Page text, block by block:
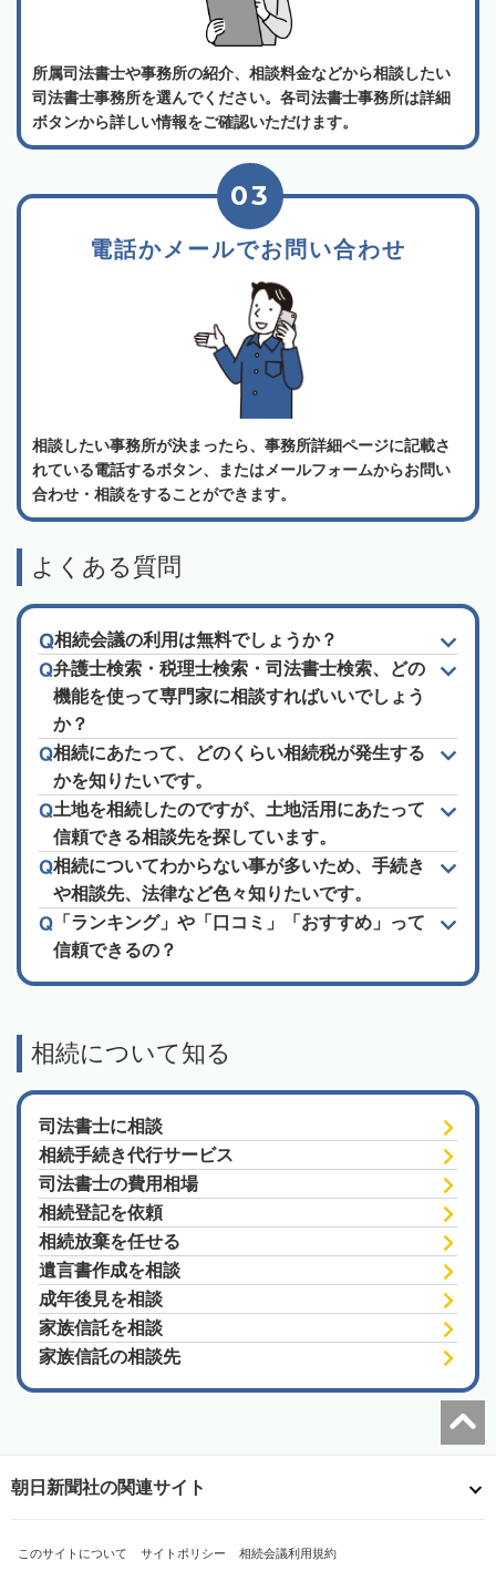
所属司法書士や事務所の紹介、相談料金などから相談したい
司法書士事務所を選んでください。各司法書士事務所は詳細
ボタンから詳しい情報をご確認いただけます。
電話かメールでお問い合わせ
03
相談したい事務所が決まったら、事務所詳細ページに記載さ
れている電話するボタン、またはメールフォームからお問い
合わせ・相談をすることができます。
よくある質問
相続会議の利用は無料でしょうか？
弁護士検索・税理士検索・司法書士検索、どの
機能を使って専門家に相談すればいいでしょう
か？
相続にあたって、どのくらい相続税が発生する
かを知りたいです。
土地を相続したのですが、土地活用にあたって
信頼できる相談先を探しています。
相続についてわからない事が多いため、手続き
や相談先、法律など色々知りたいです。
「ランキング」や「口コミ」「おすすめ」って
信頼できるの？
相続について知る
司法書士に相談
相続手続き代行サービス
司法書士の費用相場
相続登記を依頼
相続放棄を任せる
遺言書作成を相談
成年後見を相談
家族信託を相談
家族信託の相談先
朝日新聞社の関連サイト
このサイトについて サイトポリシー 相続会議利用規約